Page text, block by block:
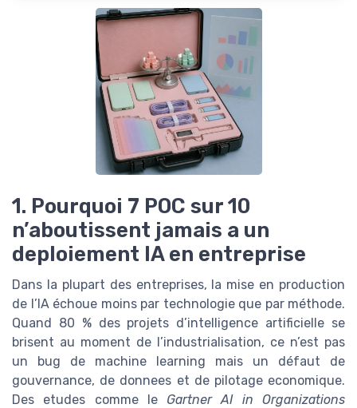
1. Pourquoi 7 POC sur 10
n’aboutissent jamais a un
deploiement IA en entreprise
Dans la plupart des entreprises, la mise en production
de l’IA échoue moins par technologie que par méthode.
Quand 80 % des projets d’intelligence artificielle se
brisent au moment de l’industrialisation, ce n’est pas
un bug de machine learning mais un défaut de
gouvernance, de donnees et de pilotage economique.
Des etudes comme le Gartner AI in Organizations